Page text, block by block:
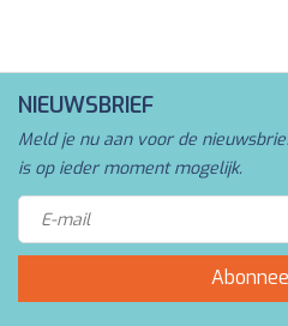
NIEUWSBRIEF
Meld je nu aan voor de
is op ieder moment mogelijk.